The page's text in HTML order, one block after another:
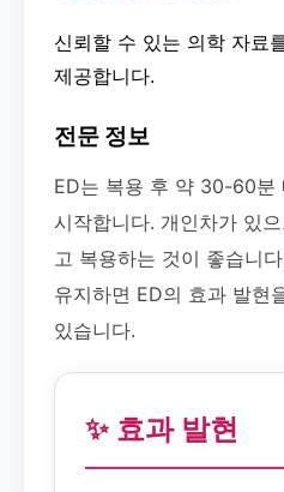
신뢰할 수 있는 의학 자료
제공합니다.
전문 정보
ED는 복용 후 약 30-60분
시작합니다. 개인차가 있
고 복용하는 것이 좋습니
유지하면 ED의 효과 발현
있습니다.
✨ 효과 발현